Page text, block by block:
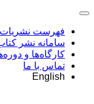
فهرست نشریات
سامانه نشر
کارگاه‌ها و
تماس با ما
English